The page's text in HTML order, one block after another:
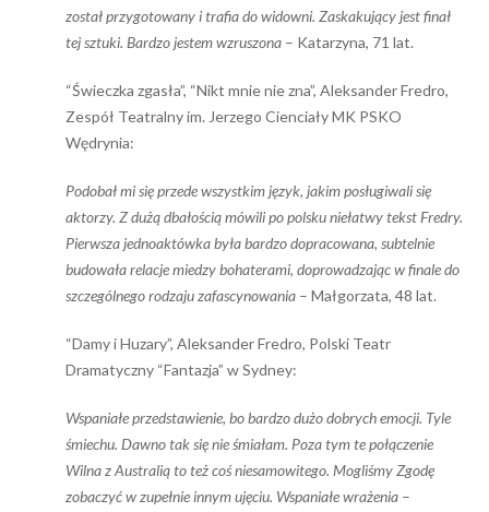
został przygotowany i trafia do widowni. Zaskakujący jest finał
tej sztuki. Bardzo jestem wzruszona – Katarzyna, 71 lat.
“Świeczka zgasła”, “Nikt mnie nie zna”, Aleksander Fredro,
Zespół Teatralny im. Jerzego Cienciały MK PSKO
Wędrynia:
Podobał mi się przede wszystkim język, jakim posługiwali się
aktorzy. Z dużą dbałością mówili po polsku niełatwy tekst Fredry.
Pierwsza jednoaktówka była bardzo dopracowana, subtelnie
budowała relacje miedzy bohaterami, doprowadzając w finale do
szczególnego rodzaju zafascynowania – Małgorzata, 48 lat.
“Damy i Huzary”, Aleksander Fredro, Polski Teatr
Dramatyczny “Fantazja” w Sydney:
Wspaniałe przedstawienie, bo bardzo dużo dobrych emocji. Tyle
śmiechu. Dawno tak się nie śmiałam. Poza tym te połączenie
Wilna z Australią to też coś niesamowitego. Mogliśmy Zgodę
zobaczyć w zupełnie innym ujęciu. Wspaniałe wrażenia –